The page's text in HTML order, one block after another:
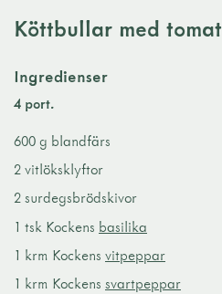
Köttbullar med tomat
Ingredienser
4 port.
600 g blandfärs
2 vitlöksklyftor
2 surdegsbrödskivor
1 tsk Kockens basilika
1 krm Kockens vitpeppar
1 krm Kockens svartpeppar